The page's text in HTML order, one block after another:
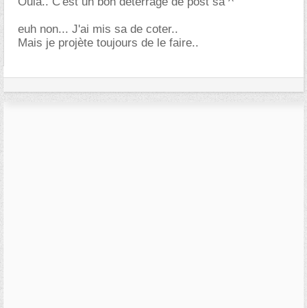
euh non... J'ai mis sa de coter..
Mais je projète toujours de le faire..